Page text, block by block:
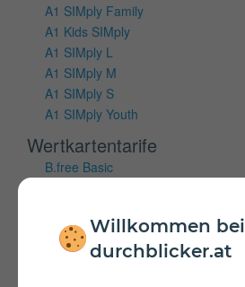
Willkommen bei
durchblicker.at
A1 SIMply Family
A1 Kids SIMply
A1 SIMply L
A1 SIMply M
A1 SIMply S
A1 SIMply Youth
Wertkartentarife
B.free Basic
B.free S Wertkarte